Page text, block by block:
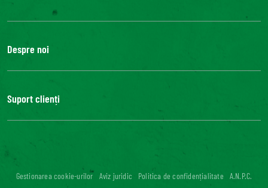
Despre noi
Grupul Bonduelle
Bonduelle Food Service
Suport clienți
Contactează-ne
Gestionarea cookie-urilor Aviz juridic Politica de confidențialitate
A.N.P.C.